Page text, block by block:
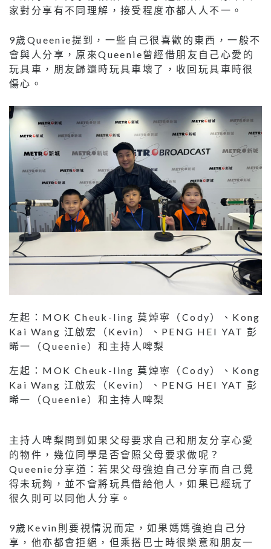
家對分享有不同理解，接受程度亦都人人不一。
9歲Queenie提到，一些自己很喜歡的東西，一般不
會與人分享，原來Queenie曾經借朋友自己心愛的
玩具車，朋友歸還時玩具車壞了，收回玩具車時很
傷心。
左起：MOK Cheuk-ling 莫焯寧（Cody）、Kong
Kai Wang 江啟宏（Kevin）、PENG HEI YAT 彭
晞一（Queenie）和主持人啤梨
左起：MOK Cheuk-ling 莫焯寧（Cody）、Kong
Kai Wang 江啟宏（Kevin）、PENG HEI YAT 彭
晞一（Queenie）和主持人啤梨
主持人啤梨問到如果父母要求自己和朋友分享心愛
的物件，幾位同學是否會照父母要求做呢？
Queenie分享道：若果父母強迫自己分享而自己覺
得未玩夠，並不會將玩具借給他人，如果已經玩了
很久則可以同他人分享。
9歲Kevin則要視情況而定，如果媽媽強迫自己分
享，他亦都會拒絕，但乘搭巴士時很樂意和朋友一